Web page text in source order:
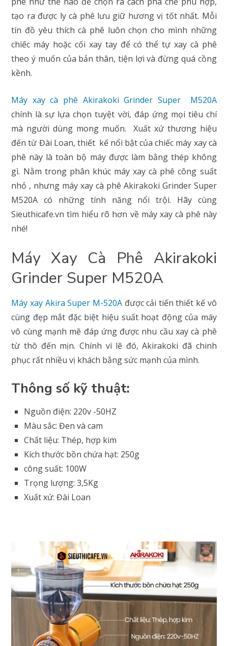
tạo ra được ly cà phê lưu giữ hương vị tốt nhất. Mỗi
tín đồ yêu thích cà phê luôn chọn cho mình những
chiếc máy hoặc cối xay tay để có thể tự xay cà phê
theo ý muốn của bản thân, tiện lợi và đừng quá cồng
kềnh.
Máy xay cà phê Akirakoki Grinder Super M520A
chính là sự lựa chọn tuyệt vời, đáp ứng mọi tiêu chí
mà người dùng mong muốn. Xuất xứ thương hiệu
đến từ Đài Loan, thiết kế nổi bật của chiếc máy xay cà
phê này là toàn bộ máy được làm bằng thép không
gì. Nằm trong phân khúc máy xay cà phê công suất
nhỏ , nhưng máy xay cà phê Akirakoki Grinder Super
M520A có những tính năng nổi trội. Hãy cùng
Sieuthicafe.vn tìm hiểu rõ hơn về máy xay cà phê này
nhé!
Máy Xay Cà Phê Akirakoki
Grinder Super M520A
Máy xay Akira Super M-520Ađược cải tiến thiết kế vô
cùng đẹp mắt đặc biệt hiệu suất hoạt động của máy
vô cùng mạnh mẽ đáp ứng được nhu cầu xay cà phê
từ thô đến mịn. Chính vì lẽ đó, Akirakoki đã chinh
phục rất nhiều vị khách bằng sức mạnh của mình.
Thông số kỹ thuật:
Nguồn điện: 220v -50HZ
Màu sắc: Đen và cam
Chất liệu: Thép, hợp kim
Kích thước bồn chứa hạt: 250g
công suất: 100W
Trọng lượng: 3,5Kg
Xuất xứ: Đài Loan